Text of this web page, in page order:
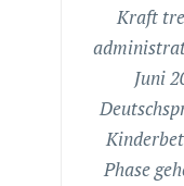
Kraft
Juni
Phase